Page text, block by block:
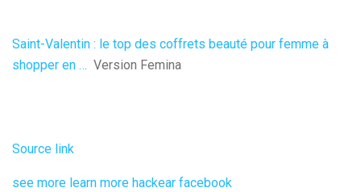
Saint-Valentin : le top des coffrets beauté pour femme à
shopper en … Version Femina
Source link
see more learn more hackear facebook